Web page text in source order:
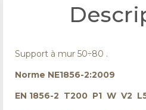
Support à mur 50÷80 .
Norme NE1856-2:2009
EN 1856-2 T200 P1 W V2